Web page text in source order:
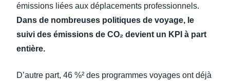
émissions liées aux déplacements professionnels.
Dans de nombreuses politiques de voyage, le
suivi des émissions de CO₂ devient un KPI à part
entière.
D’autre part, 46 %² des programmes voyages ont déjà